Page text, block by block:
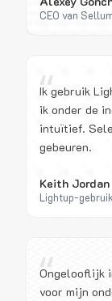
CEO van
“
Ik gebruik
ik onder de
intuïtief.
gebeuren.
Keith Jordan
Lightup-
“
Ongelooflijk
voor mijn